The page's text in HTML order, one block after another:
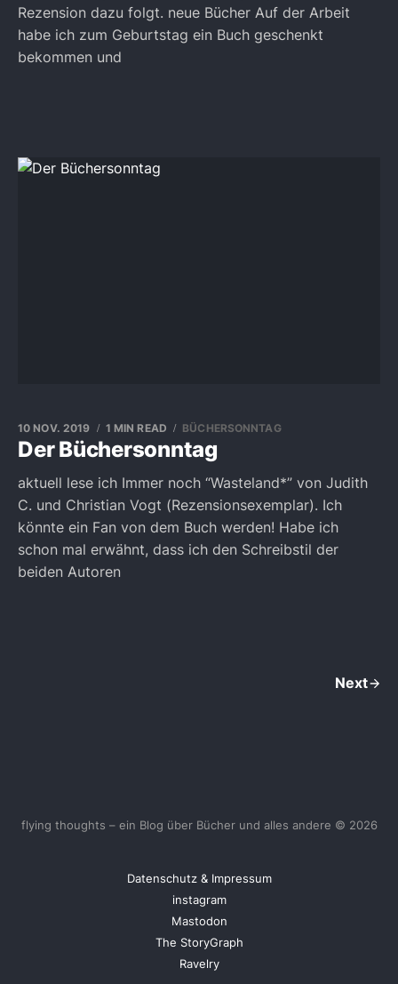
Rezension dazu folgt. neue Bücher Auf der Arbeit
habe ich zum Geburtstag ein Buch geschenkt
bekommen und
Der Büchersonntag
10 NOV. 2019 1 MIN READ BÜCHERSONNTAG
aktuell lese ich Immer noch “Wasteland*” von Judith
C. und Christian Vogt (Rezensionsexemplar). Ich
könnte ein Fan von dem Buch werden! Habe ich
schon mal erwähnt, dass ich den Schreibstil der
beiden Autoren
Next
flying thoughts – ein Blog über Bücher und alles andere © 2026
Datenschutz & Impressum
instagram
Mastodon
The StoryGraph
Ravelry